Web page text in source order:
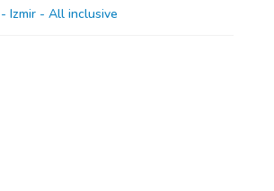
Izmir - All inclusive